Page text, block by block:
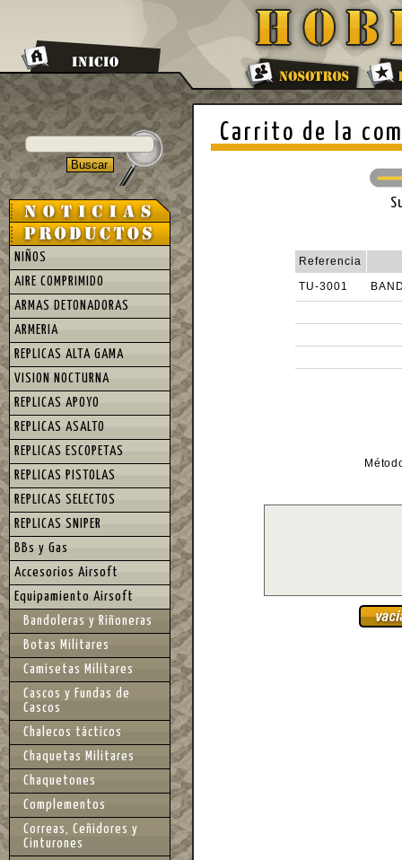
Carrito de la
Referencia
TU-3001
NIÑOS
AIRE COMPRIMIDO
ARMAS DETONADORAS
ARMERIA
REPLICAS ALTA GAMA
VISION NOCTURNA
REPLICAS APOYO
REPLICAS ASALTO
REPLICAS ESCOPETAS
REPLICAS PISTOLAS
REPLICAS SELECTOS
REPLICAS SNIPER
BBs y Gas
Accesorios Airsoft
Equipamiento Airsoft
Bandoleras y Riñoneras
Botas Militares
Camisetas Militares
Cascos y Fundas de
Cascos
Chalecos tácticos
Chaquetas Militares
Chaquetones
Complementos
Correas, Ceñidores y
Cinturones